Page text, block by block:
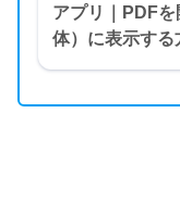
アプリ｜PDF
体）に表示す